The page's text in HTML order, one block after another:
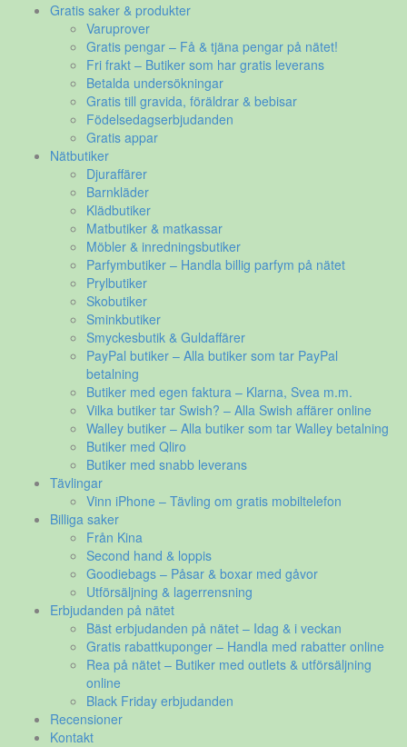
Gratis saker & produkter
Varuprover
Gratis pengar – Få & tjäna pengar på nätet!
Fri frakt – Butiker som har gratis leverans
Betalda undersökningar
Gratis till gravida, föräldrar & bebisar
Födelsedagserbjudanden
Gratis appar
Nätbutiker
Djuraffärer
Barnkläder
Klädbutiker
Matbutiker & matkassar
Möbler & inredningsbutiker
Parfymbutiker – Handla billig parfym på nätet
Prylbutiker
Skobutiker
Sminkbutiker
Smyckesbutik & Guldaffärer
PayPal butiker – Alla butiker som tar PayPal
betalning
Butiker med egen faktura – Klarna, Svea m.m.
Vilka butiker tar Swish? – Alla Swish affärer online
Walley butiker – Alla butiker som tar Walley betalning
Butiker med Qliro
Butiker med snabb leverans
Tävlingar
Vinn iPhone – Tävling om gratis mobiltelefon
Billiga saker
Från Kina
Second hand & loppis
Goodiebags – Påsar & boxar med gåvor
Utförsäljning & lagerrensning
Erbjudanden på nätet
Bäst erbjudanden på nätet – Idag & i veckan
Gratis rabattkuponger – Handla med rabatter online
Rea på nätet – Butiker med outlets & utförsäljning
online
Black Friday erbjudanden
Recensioner
Kontakt